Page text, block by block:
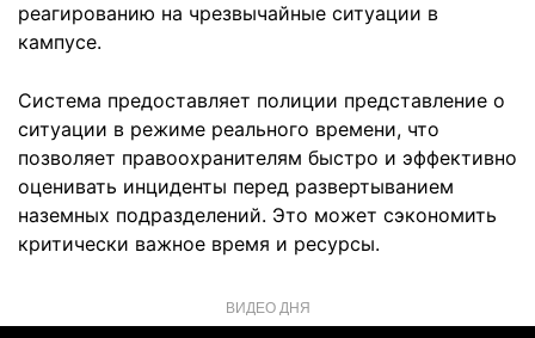
реагированию на чрезвычайные ситуации в
кампусе.
Система предоставляет полиции представление о
ситуации в режиме реального времени, что
позволяет правоохранителям быстро и эффективно
оценивать инциденты перед развертыванием
наземных подразделений. Это может сэкономить
критически важное время и ресурсы.
ВИДЕО ДНЯ